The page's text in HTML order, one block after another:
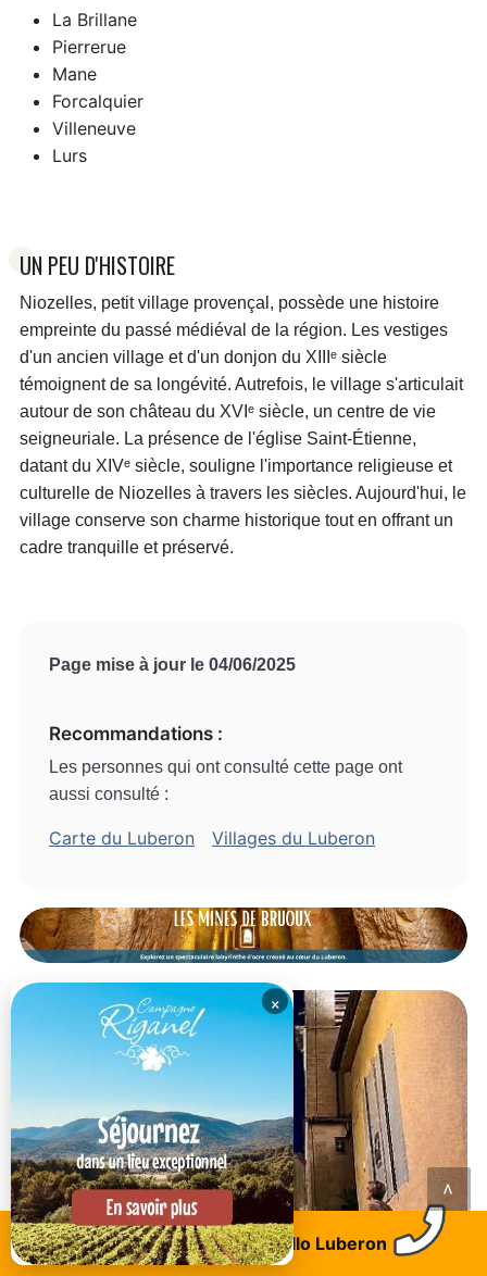
La Brillane
Pierrerue
Mane
Forcalquier
Villeneuve
Lurs
UN PEU D'HISTOIRE
Niozelles, petit village provençal, possède une histoire
empreinte du passé médiéval de la région. Les vestiges
d'un ancien village et d'un donjon du XIIIᵉ siècle
témoignent de sa longévité. Autrefois, le village s'articulait
autour de son château du XVIᵉ siècle, un centre de vie
seigneuriale. La présence de l'église Saint-Étienne,
datant du XIVᵉ siècle, souligne l'importance religieuse et
culturelle de Niozelles à travers les siècles. Aujourd'hui, le
village conserve son charme historique tout en offrant un
cadre tranquille et préservé.
Page mise à jour le 04/06/2025
Recommandations :
Les personnes qui ont consulté cette page ont
aussi consulté :
Carte du Luberon Villages du Luberon
Trouvez un logement Allo Luberon
×
<